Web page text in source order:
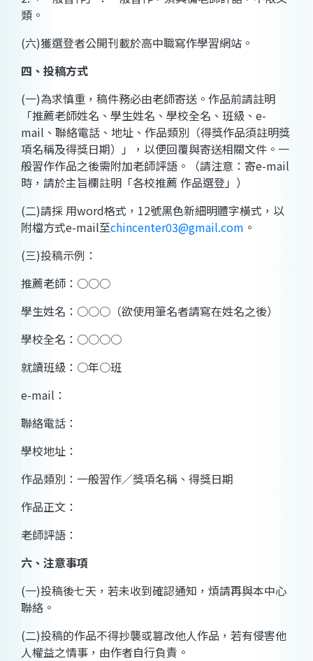
類。
(六)獲選登者公開刊載於高中職寫作學習網站。
四、投稿方式
(一)為求慎重，稿件務必由老師寄送。作品前請註明
「推薦老師姓名、學生姓名、學校全名、班級、 e-
mail 、聯絡電話、地址、作品類別（得獎作品須註明獎
項名稱及得獎日期）」，以便回覆與寄送相關文件。一
般習作作品之後需附加老師評語。（請注意：寄e-mail
時，請於主旨欄註明「各校推薦 作品選登」）
(二)請採 用word格式， 12號黑色新細明體字橫式，以
附檔方式e-mail至chincenter03@gmail.com 。
(三)投稿示例：
推薦老師：○○○
學生姓名：○○○（欲使用筆名者請寫在姓名之後）
學校全名：○○○○
就讀班級：○年○班
e-mail ：
聯絡電話：
學校地址：
作品類別：一般習作／獎項名稱、得獎日期
作品正文：
老師評語：
六、注意事項
(一)投稿後七天，若未收到確認通知，煩請再與本中心
聯絡。
(二)投稿的作品不得抄襲或篡改他人作品，若有侵害他
人權益之情事，由作者自行負責。